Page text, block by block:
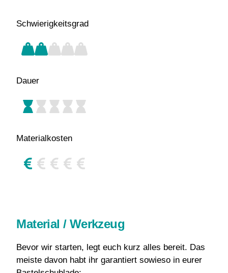
Schwierigkeitsgrad
Dauer
Materialkosten
Material / Werkzeug
Bevor wir starten, legt euch kurz alles bereit. Das
meiste davon habt ihr garantiert sowieso in eurer